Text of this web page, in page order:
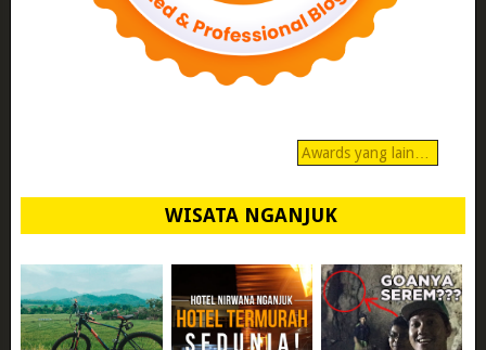
Awards yang lain…
WISATA NGANJUK